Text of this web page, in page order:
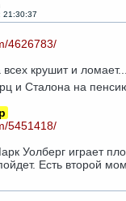
21:30:37
4626783/
крушит и ломает...
и Сталона на
5451418/
Уолберг играет
Есть второй